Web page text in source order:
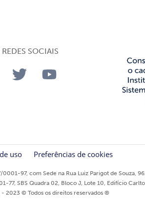
SOCIAIS
uso Preferências de cookies
97, com Sede na Rua Luiz Parigot de Souza,
SBS Quadra 02, Bloco J, Lote 10, Edifício
2023 © Todos os direitos reservados ®